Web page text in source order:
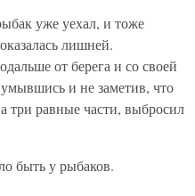
уже уехал, и тоже
лишней.
от берега и со своей
и не заметив, что
три равные части, выбросил
быть у рыбаков.